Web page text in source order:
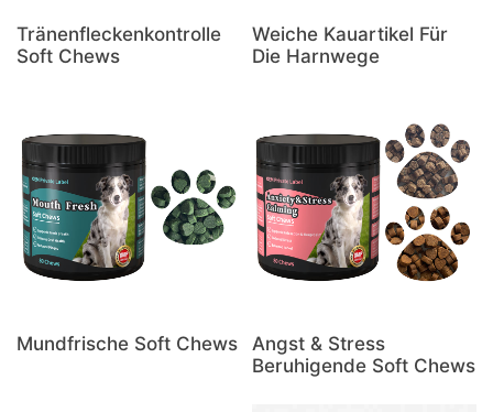
Tränenfleckenkontrolle
Soft Chews
Weiche Kauartikel Für
Die Harnwege
Mundfrische Soft Chews
Angst & Stress
Beruhigende Soft Chews